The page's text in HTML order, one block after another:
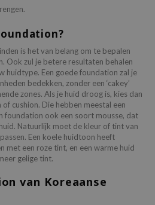
is het van belang om te bepalen
Ook zul je betere resultaten behalen
huidtype. Een goede foundation zal je
bedekken, zonder een ‘cakey’
zones. Als je huid droog is, kies dan
cushion. Die hebben meestal een
foundation ook een soort mousse, dat
Natuurlijk moet de kleur of tint van
Een koele huidtoon heeft
met een roze tint, en een warme huid
gelige tint.
van Koreaanse